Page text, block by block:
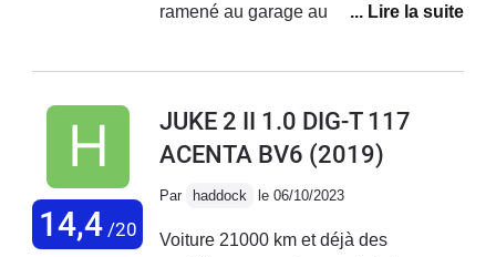
ramené au garage au moins 4 fois(
j’ai toujours un bruitage au au niveau
qui Consomme aussi
14,4/20
JUKE 2 II 1.0 DIG-T 117
ACENTA BV6 (2019)
Par haddock le 06/10/2023
Voiture 21000 km et déjà des